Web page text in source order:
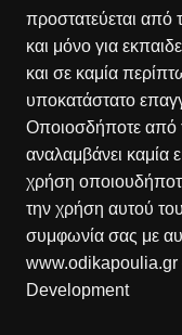
προστατεύεται από
και μόνο για
και σε καμία
υποκατάστατο
Οποιοσδήποτε από
αναλαμβάνει καμία
χρήση
την χρήση αυτού
συμφωνία σας με
www.odikapoulia.gr
Development